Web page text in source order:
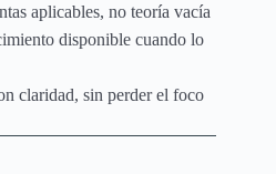
aplicables, no teoría vacía
disponible cuando lo
claridad, sin perder el foco